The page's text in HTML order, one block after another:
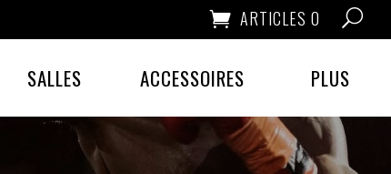
ARTICLES 0
SALLES ACCESSOIRES PLUS